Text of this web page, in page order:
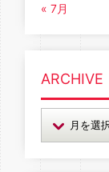
« 7月
ARCHIVE